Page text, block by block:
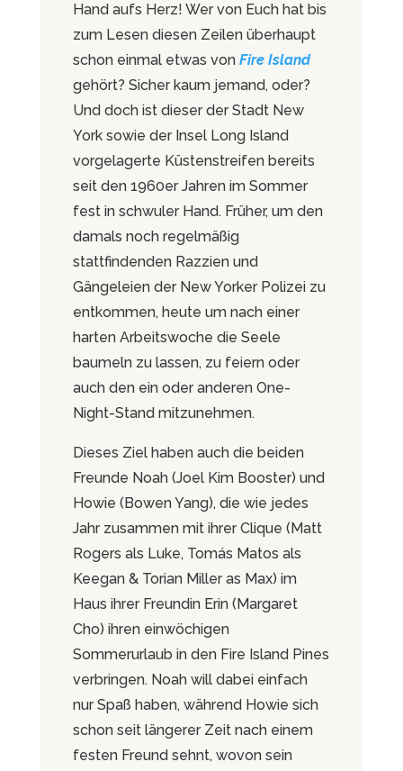
Hand aufs Herz! Wer von Euch hat bis
zum Lesen diesen Zeilen überhaupt
schon einmal etwas von Fire Island
gehört? Sicher kaum jemand, oder?
Und doch ist dieser der Stadt New
York sowie der Insel Long Island
vorgelagerte Küstenstreifen bereits
seit den 1960er Jahren im Sommer
fest in schwuler Hand. Früher, um den
damals noch regelmäßig
stattfindenden Razzien und
Gängeleien der New Yorker Polizei zu
entkommen, heute um nach einer
harten Arbeitswoche die Seele
baumeln zu lassen, zu feiern oder
auch den ein oder anderen One-
Night-Stand mitzunehmen.
Dieses Ziel haben auch die beiden
Freunde Noah (Joel Kim Booster) und
Howie (Bowen Yang), die wie jedes
Jahr zusammen mit ihrer Clique (Matt
Rogers als Luke, Tomás Matos als
Keegan & Torian Miller as Max) im
Haus ihrer Freundin Erin (Margaret
Cho) ihren einwöchigen
Sommerurlaub in den Fire Island Pines
verbringen. Noah will dabei einfach
nur Spaß haben, während Howie sich
schon seit längerer Zeit nach einem
festen Freund sehnt, wovon sein